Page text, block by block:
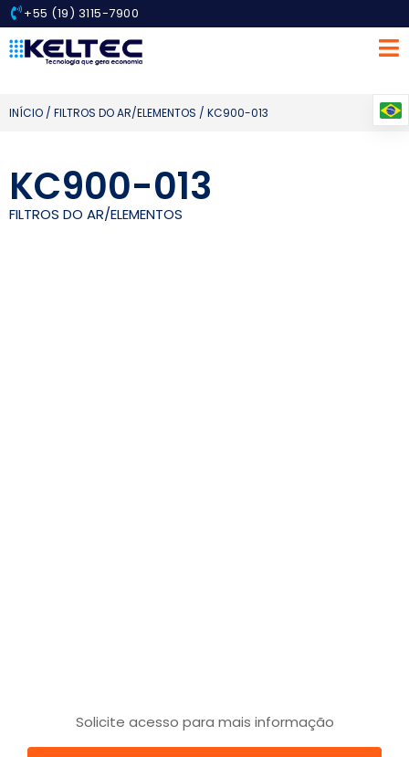
+55 (19) 3115-7900
INÍCIO / FILTROS DO AR/ELEMENTOS / KC900-013
KC900-013
FILTROS DO AR/ELEMENTOS
Solicite acesso para mais informação